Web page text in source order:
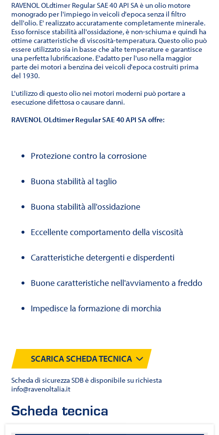
RAVENOL OLdtimer Regular SAE 40 API SA è un olio motore
monogrado per l'impiego in veicoli d'epoca senza il filtro
dell'olio. E' realizzato accuratamente completamente minerale.
Esso fornisce stabilità all'ossidazione, è non-schiuma e quindi ha
ottime caratteristiche di viscosità-temperatura. Questo olio può
essere utilizzato sia in basse che alte temperature e garantisce
una perfetta lubrificazione. E'adatto per l'uso nella maggior
parte dei motori a benzina dei veicoli d'epoca costruiti prima
del 1930.
L'utilizzo di questo olio nei motori moderni può portare a
esecuzione difettosa o causare danni.
RAVENOL OLdtimer Regular SAE 40 API SA offre:
Protezione contro la corrosione
Buona stabilità al taglio
Buona stabilità all'ossidazione
Eccellente comportamento della viscosità
Caratteristiche detergenti e disperdenti
Buone caratteristiche nell'avviamento a freddo
Impedisce la formazione di morchia
SCARICA SCHEDA TECNICA
Scheda di sicurezza SDB è disponibile su richiesta
info@ravenoltalia.it
Scheda tecnica